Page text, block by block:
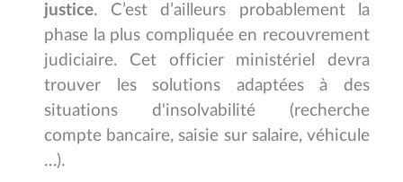
justice. C’est d’ailleurs probablement la
phase la plus compliquée en recouvrement
judiciaire. Cet officier ministériel devra
trouver les solutions adaptées à des
situations d'insolvabilité (recherche
compte bancaire, saisie sur salaire, véhicule
…).